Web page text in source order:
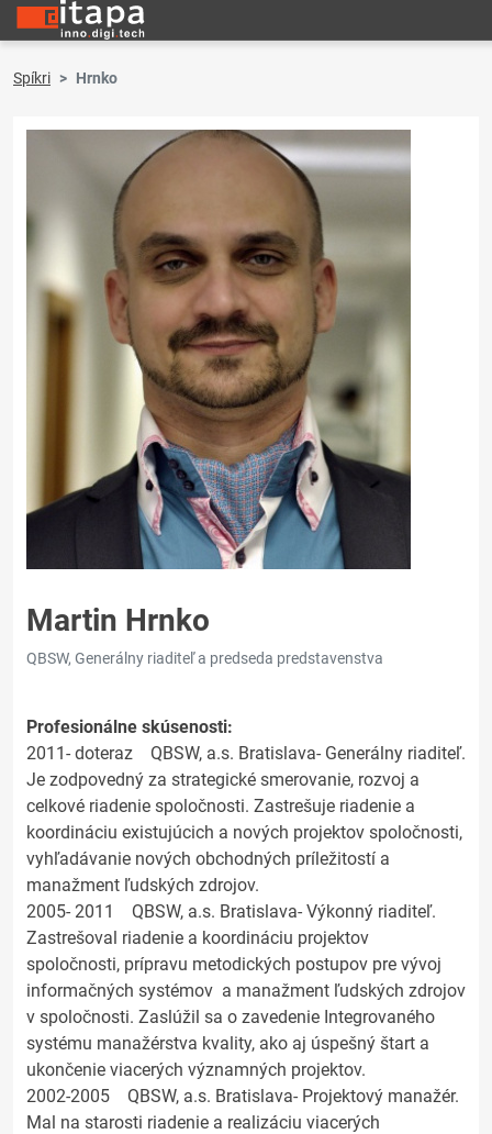
Spíkri Hrnko
Martin Hrnko
QBSW, Generálny riaditeľ a predseda predstavenstva
Profesionálne skúsenosti:
2011- doteraz QBSW, a.s. Bratislava- Generálny riaditeľ.
Je zodpovedný za strategické smerovanie, rozvoj a
celkové riadenie spoločnosti. Zastrešuje riadenie a
koordináciu existujúcich a nových projektov spoločnosti,
vyhľadávanie nových obchodných príležitostí a
manažment ľudských zdrojov.
2005- 2011 QBSW, a.s. Bratislava- Výkonný riaditeľ.
Zastrešoval riadenie a koordináciu projektov
spoločnosti, prípravu metodických postupov pre vývoj
informačných systémov a manažment ľudských zdrojov
v spoločnosti. Zaslúžil sa o zavedenie Integrovaného
systému manažérstva kvality, ako aj úspešný štart a
ukončenie viacerých významných projektov.
2002-2005 QBSW, a.s. Bratislava- Projektový manažér.
Mal na starosti riadenie a realizáciu viacerých